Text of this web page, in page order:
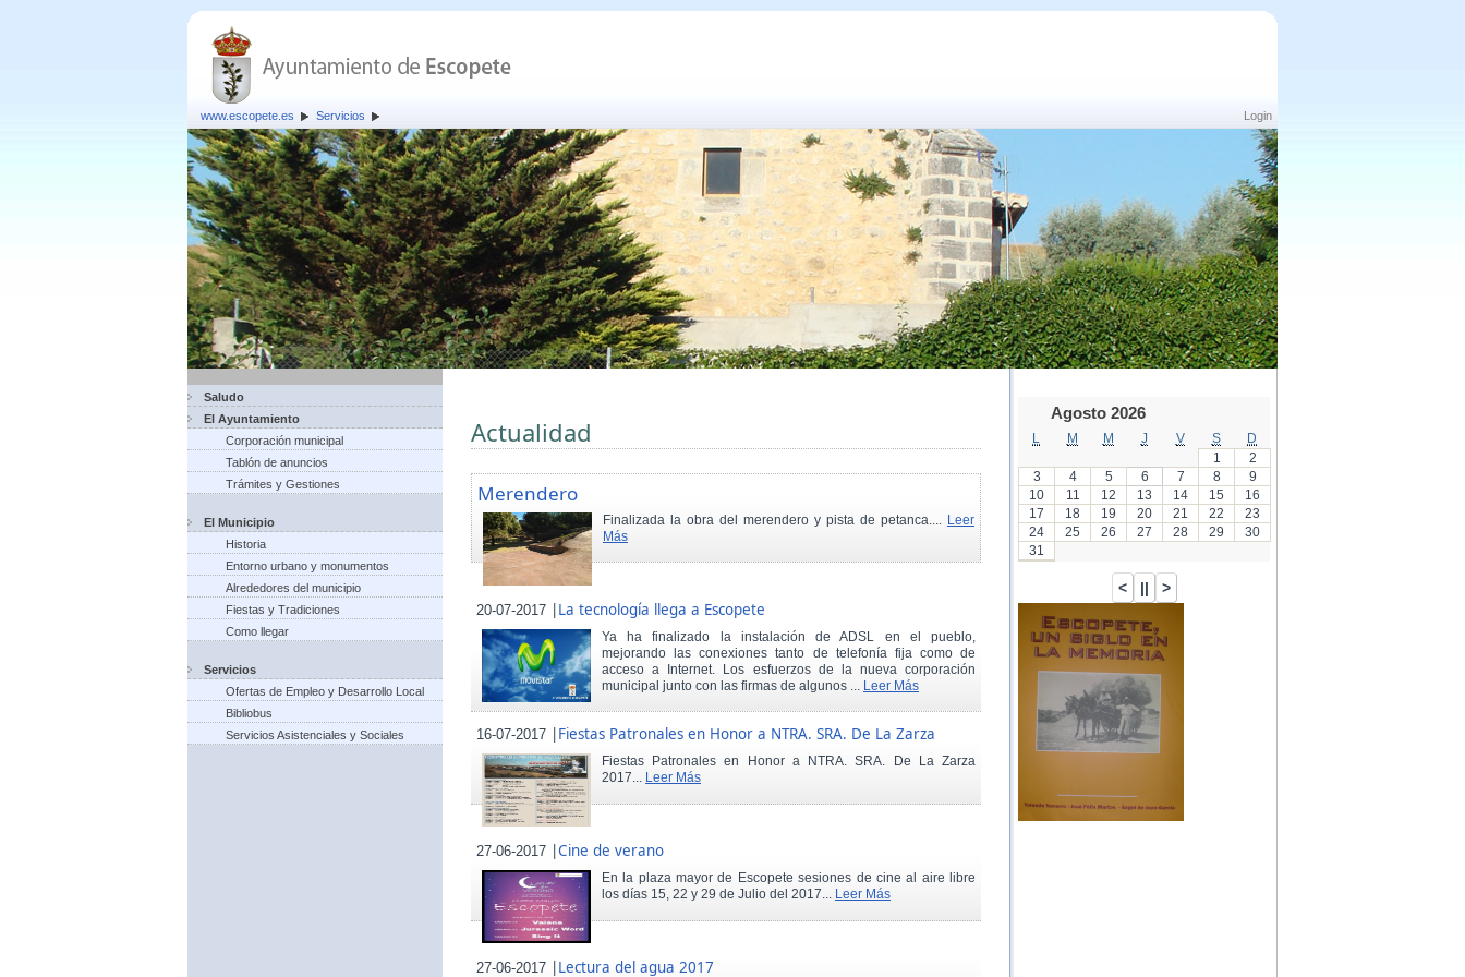
Login
www.escopete.es Servicios
Saludo
El Ayuntamiento
Corporación municipal
Tablón de anuncios
Trámites y Gestiones
El Municipio
Historia
Entorno urbano y monumentos
Alrededores del municipio
Fiestas y Tradiciones
Como llegar
Servicios
Ofertas de Empleo y Desarrollo Local
Bibliobus
Servicios Asistenciales y Sociales
Actualidad
Merendero
Finalizada la obra del merendero y pista de petanca.... Leer
Más
20-07-2017 |La tecnología llega a Escopete
Ya ha finalizado la instalación de ADSL en el pueblo,
mejorando las conexiones tanto de telefonía fija como de
acceso a Internet. Los esfuerzos de la nueva corporación
municipal junto con las firmas de algunos ... Leer Más
16-07-2017 |Fiestas Patronales en Honor a NTRA. SRA. De La Zarza
Fiestas Patronales en Honor a NTRA. SRA. De La Zarza
2017... Leer Más
27-06-2017 |Cine de verano
En la plaza mayor de Escopete sesiones de cine al aire libre
los días 15, 22 y 29 de Julio del 2017... Leer Más
27-06-2017 |Lectura del agua 2017
Agosto 2026
M M J V S
D
1
2
3
4 5 6 7 8
9
10
11 12 13 14 15
16
17
18 19 20 21 22
23
24
25 26 27 28 29
30
31